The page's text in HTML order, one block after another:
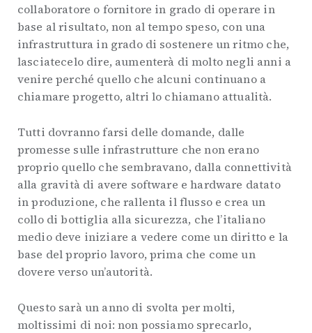
collaboratore o fornitore in grado di operare in
base al risultato, non al tempo speso, con una
infrastruttura in grado di sostenere un ritmo che,
lasciatecelo dire, aumenterà di molto negli anni a
venire perché quello che alcuni continuano a
chiamare progetto, altri lo chiamano attualità.
Tutti dovranno farsi delle domande, dalle
promesse sulle infrastrutture che non erano
proprio quello che sembravano, dalla connettività
alla gravità di avere software e hardware datato
in produzione, che rallenta il flusso e crea un
collo di bottiglia alla sicurezza, che l’italiano
medio deve iniziare a vedere come un diritto e la
base del proprio lavoro, prima che come un
dovere verso un’autorità.
Questo sarà un anno di svolta per molti,
moltissimi di noi: non possiamo sprecarlo,